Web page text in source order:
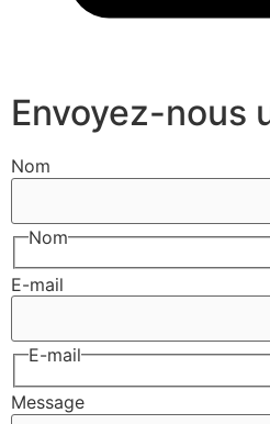
Envoyez-nous
Nom
Nom
E-mail
E-mail
Message